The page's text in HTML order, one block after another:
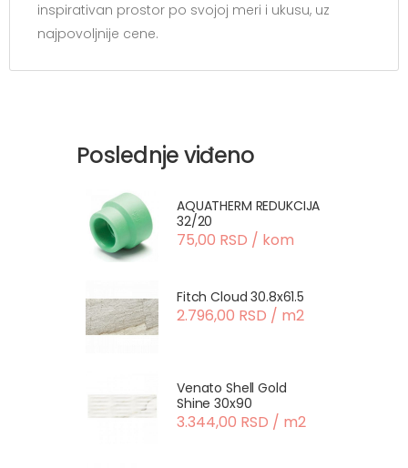
inspirativan prostor po svojoj meri i ukusu, uz
najpovoljnije cene.
Poslednje viđeno
AQUATHERM REDUKCIJA
32/20
75,00 RSD / kom
Fitch Cloud 30.8x61.5
2.796,00 RSD / m2
Venato Shell Gold
Shine 30x90
3.344,00 RSD / m2